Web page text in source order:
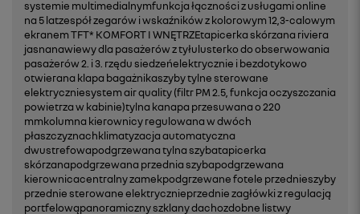
systemie multimedialnymfunkcja łączności z usługami online
na 5 latzespół zegarów i wskaźników z kolorowym 12,3-calowym
ekranem TFT* KOMFORT I WNĘTRZEtapicerka skórzana riviera
jasnanawiewy dla pasażerów z tyłulusterko do obserwowania
pasażerów 2. i 3. rzędu siedzeńelektrycznie i bezdotykowo
otwierana klapa bagażnikaszyby tylne sterowane
elektryczniesystem air quality (filtr PM 2.5, funkcja oczyszczania
powietrza w kabinie)tylna kanapa przesuwana o 220
mmkolumna kierownicy regulowana w dwóch
płaszczyznachklimatyzacja automatyczna
dwustrefowapodgrzewana tylna szybatapicerka
skórzanapodgrzewana przednia szybapodgrzewana
kierownicacentralny zamekpodgrzewane fotele przednieszyby
przednie sterowane elektrycznieprzednie zagłówki z regulacją
portfelowąpanoramiczny szklany dachozdobne listwy